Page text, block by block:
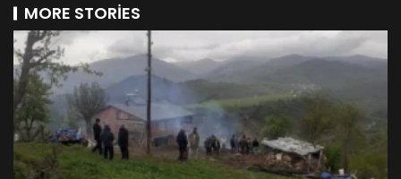
MORE STORIES